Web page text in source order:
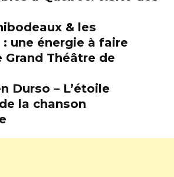
& les
une énergie à faire
Théâtre de
Durso – L’étoile
la chanson